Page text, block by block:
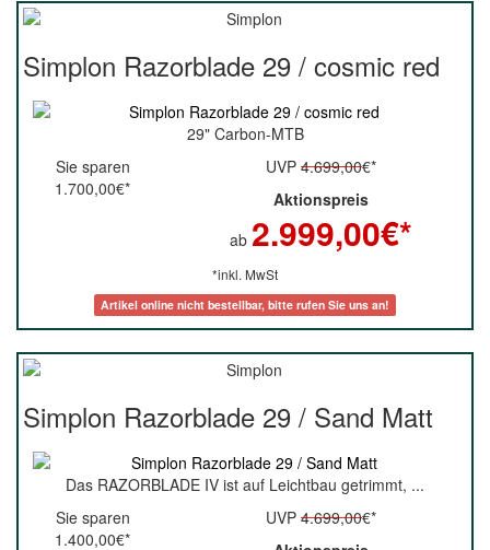
Simplon Razorblade 29 / cosmic red
29" Carbon-MTB
Sie sparen
1.700,00€*
UVP 4.699,00€*
Aktionspreis
ab 2.999,00€*
*inkl. MwSt
Artikel online nicht bestellbar, bitte rufen Sie uns an!
Simplon Razorblade 29 / Sand Matt
Das RAZORBLADE IV ist auf Leichtbau getrimmt, ...
Sie sparen
1.400,00€*
UVP 4.699,00€*